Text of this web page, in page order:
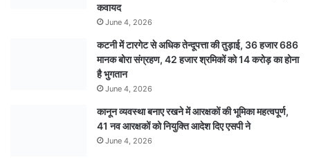
कवायद
June 4, 2026
कटनी में टारगेट से अधिक तेन्दूपत्ता की तुड़ाई, 36 हजार 686
मानक बोरा संग्रहण, 42 हजार श्रमिकों को 14 करोड़ का होना
है भुगतान
June 4, 2026
कानून व्यवस्था बनाए रखने में आरक्षकों की भूमिका महत्वपूर्ण,
41 नव आरक्षकों को नियुक्ति आदेश दिए एसपी ने
June 4, 2026